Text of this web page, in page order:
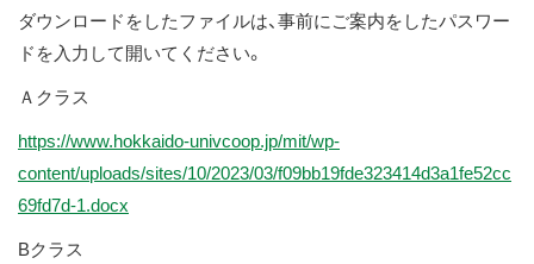
ダウンロードをしたファイルは、事前にご案内をしたパスワー
ドを入力して開いてください。
Ａクラス
https://www.hokkaido-univcoop.jp/mit/wp-
content/uploads/sites/10/2023/03/f09bb19fde323414d3a1fe52cc
69fd7d-1.docx
Bクラス